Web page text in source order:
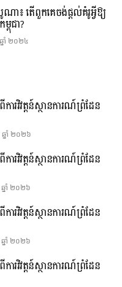
ា៖ តើពួកគេចង់ផ្តល់គំរូអ្វីឱ្យ
ពុជា?
នាំ ២០២៤
ការវិវត្តន៍ស្ថានការណ៍ព្រំដែន
នាំ ២០២៦
ការវិវត្តន៍ស្ថានការណ៍ព្រំដែន
នាំ ២០២៦
ការវិវត្តន៍ស្ថានការណ៍ព្រំដែន
នាំ ២០២៦
ការវិវត្តន៍ស្ថានការណ៍ព្រំដែន